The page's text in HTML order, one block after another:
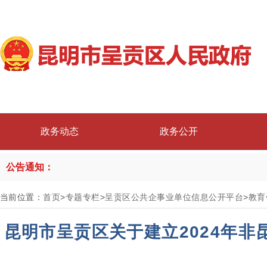
政务动态 政务公开
公告通知：
当前位置：首页>专题专栏>呈贡区公共企事业单位信息公开平台>教
昆明市呈贡区关于建立2024年非